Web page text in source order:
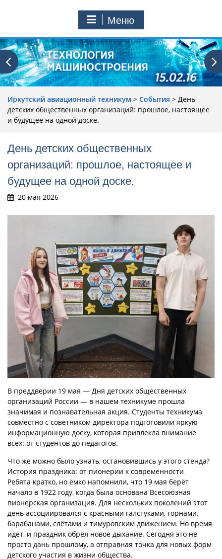
Меню
Иркутский авиационный техникум > События > День
детских общественных организаций: прошлое, настоящее
и будущее на одной доске.
День детских общественных
организаций: прошлое, настоящее и
будущее на одной доске.
20 мая 2026
В преддверии 19 мая — Дня детских общественных
организаций России — в нашем техникуме прошла
значимая и познавательная акция. Студенты техникума
совместно с советником директора подготовили яркую
информационную доску, которая привлекла внимание
всех: от студентов до педагогов.
Что же можно было узнать, остановившись у этого стенда?
История праздника: от пионерии к современности
Ребята кратко, но ёмко напомнили, что 19 мая берёт
начало в 1922 году, когда была основана Всесоюзная
пионерская организация. Для нескольких поколений этот
день ассоциировался с красными галстуками, горнами,
барабанами, слётами и тимуровским движением. Но время
идёт, и праздник обрёл новое дыхание. Сегодня это не
просто дань прошлому, а отправная точка для новых форм
детского участия в жизни общества.